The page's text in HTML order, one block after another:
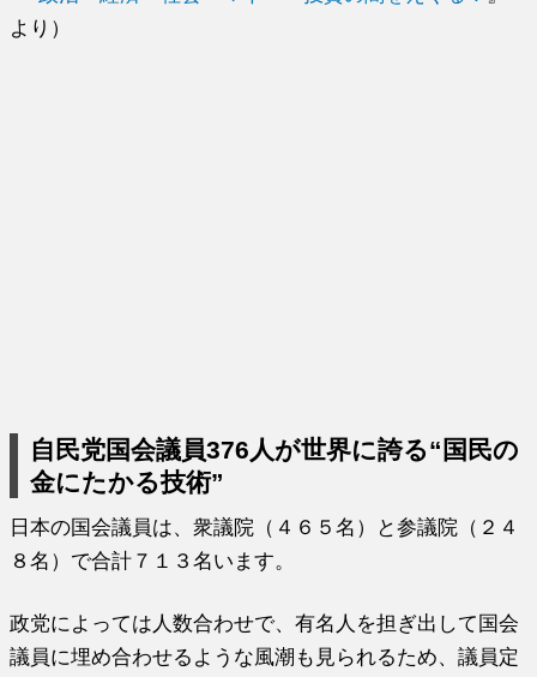
より）
自民党国会議員376人が世界に誇る“国民の
金にたかる技術”
日本の国会議員は、衆議院（４６５名）と参議院（２４
８名）で合計７１３名います。
政党によっては人数合わせで、有名人を担ぎ出して国会
議員に埋め合わせるような風潮も見られるため、議員定